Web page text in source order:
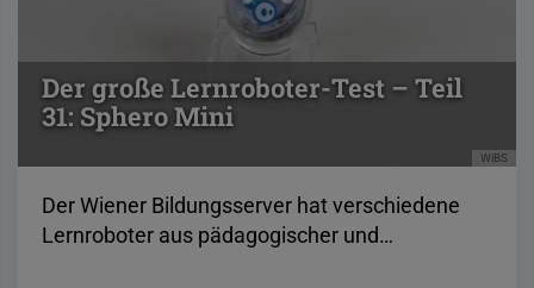
WiBS
Der große Lernroboter-Test – Teil
31: Sphero Mini
Der Wiener Bildungsserver hat verschiedene
Lernroboter aus pädagogischer und…